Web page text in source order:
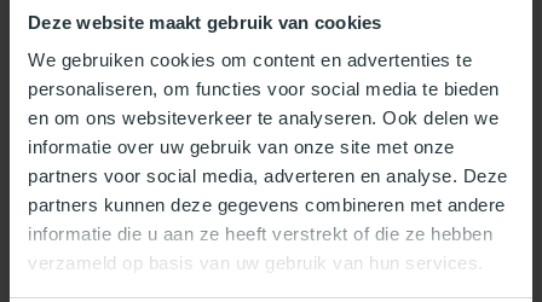
Deze website maakt gebruik van cookies
We gebruiken cookies om content en advertenties te
personaliseren, om functies voor social media te bieden
en om ons websiteverkeer te analyseren. Ook delen we
informatie over uw gebruik van onze site met onze
partners voor social media, adverteren en analyse. Deze
partners kunnen deze gegevens combineren met andere
informatie die u aan ze heeft verstrekt of die ze hebben
verzameld op basis van uw gebruik van hun services.
Specificaties
Reviews
Wat ons écht bijzonder maakt:
Officieel Skylux dealer!
Gratis bezorging in Nederland, m.u.v. de Waddeneilanden
99% uit voorraad leverbaar